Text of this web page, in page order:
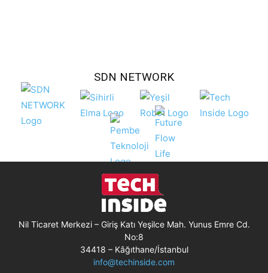
SDN NETWORK
Nil Ticaret Merkezi – Giriş Katı Yeşilce Mah. Yunus Emre Cd.
No:8
34418 – Kâğıthane/İstanbul
info@techinside.com